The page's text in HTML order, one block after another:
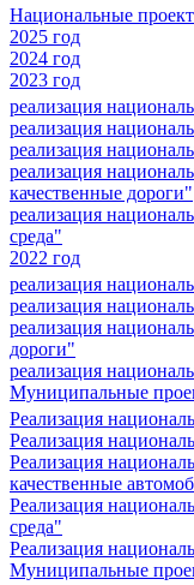
Национальные
2025 год
2024 год
2023 год
реализация
реализация
реализация
реализация
качественные дороги"
реализация
среда"
2022 год
реализация
реализация
реализация
дороги"
реализация
Муниципальные
Реализация
Реализация
Реализация
качественные
Реализация
среда"
Реализация
Муниципальные